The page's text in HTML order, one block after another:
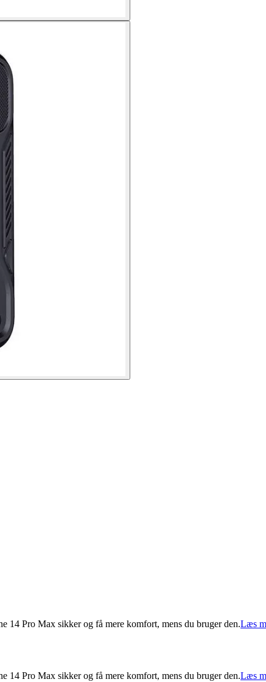
14 Pro Max sikker og få mere komfort, mens du bruger den.Læs
14 Pro Max sikker og få mere komfort, mens du bruger den.Læs